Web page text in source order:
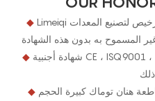
◆ Limeiqi هو الشخص الوحيد الذي لديه 9 ترخيص لتصنيع المعدات
◆ شهادة أجنبية CE ، ISQ9001 ، TUV ، BV ، SASO ، SONCAP وما
◆ هنان توماك كبيرة الحجم